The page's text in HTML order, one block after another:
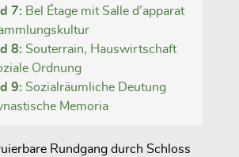
7: Bel Étage mit Salle d’apparat
8: Souterrain, Hauswirtschaft
Ordnung
9: Sozialräumliche Deutung
Memoria
Rundgang durch Schloss